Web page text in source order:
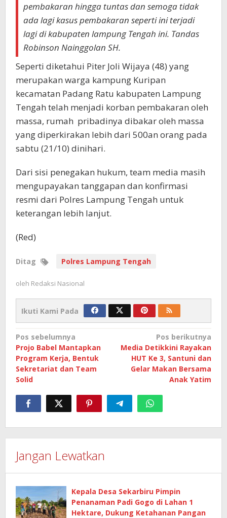
pembakaran hingga tuntas dan semoga tidak
ada lagi kasus pembakaran seperti ini terjadi
lagi di kabupaten lampung Tengah ini. Tandas
Robinson Nainggolan SH.
Seperti diketahui Piter Joli Wijaya (48) yang
merupakan warga kampung Kuripan
kecamatan Padang Ratu kabupaten Lampung
Tengah telah menjadi korban pembakaran oleh
massa, rumah pribadinya dibakar oleh massa
yang diperkirakan lebih dari 500an orang pada
sabtu (21/10) dinihari.
Dari sisi penegakan hukum, team media masih
mengupayakan tanggapan dan konfirmasi
resmi dari Polres Lampung Tengah untuk
keterangan lebih lanjut.
(Red)
Ditag Polres Lampung Tengah
oleh Redaksi Nasional
Ikuti Kami Pada
Navigasi
pos
Pos sebelumnya
Projo Babel Mantapkan
Program Kerja, Bentuk
Sekretariat dan Team
Solid
Pos berikutnya
Media Detikkini Rayakan
HUT Ke 3, Santuni dan
Gelar Makan Bersama
Anak Yatim
Jangan Lewatkan
Kepala Desa Sekarbiru Pimpin
Penanaman Padi Gogo di Lahan 1
Hektare, Dukung Ketahanan Pangan